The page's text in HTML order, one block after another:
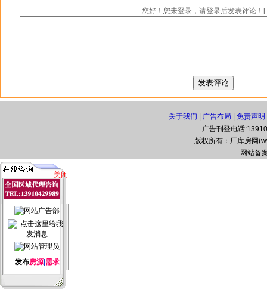
您好！您未登录，请登录后发表评论！[
关于我们 广告布局 免责声明
广告刊登电话
版权所有：厂库房网
网站备
关闭
发布房源| 需求